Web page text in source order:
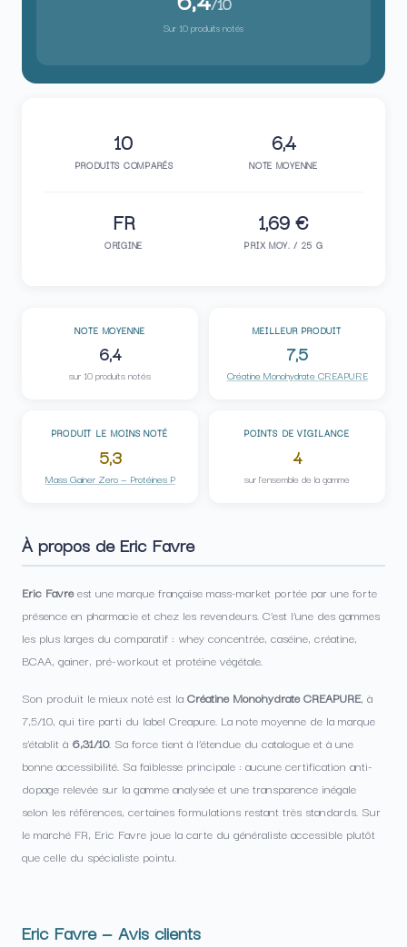
Sur 10 produits notés
10
PRODUITS COMPARÉS
6,4
NOTE MOYENNE
FR
ORIGINE
1,69 €
PRIX MOY. / 25 G
NOTE MOYENNE
6,4
sur 10 produits notés
MEILLEUR PRODUIT
7,5
Créatine Monohydrate CREAPURE
PRODUIT LE MOINS NOTÉ
5,3
Mass Gainer Zero — Protéines P
POINTS DE VIGILANCE
4
sur l’ensemble de la gamme
À propos de Eric Favre
Eric Favreest une marque française mass-market portée par une forte
présence en pharmacie et chez les revendeurs. C’est l’une des gammes
les plus larges du comparatif : whey concentrée, caséine, créatine,
BCAA, gainer, pré-workout et protéine végétale.
Son produit le mieux noté est la Créatine Monohydrate CREAPURE, à
7,5/10, qui tire parti du label Creapure. La note moyenne de la marque
s’établit à 6,31/10. Sa force tient à l’étendue du catalogue et à une
bonne accessibilité. Sa faiblesse principale : aucune certification anti-
dopage relevée sur la gamme analysée et une transparence inégale
selon les références, certaines formulations restant très standards. Sur
le marché FR, Eric Favre joue la carte du généraliste accessible plutôt
que celle du spécialiste pointu.
Eric Favre — Avis clients